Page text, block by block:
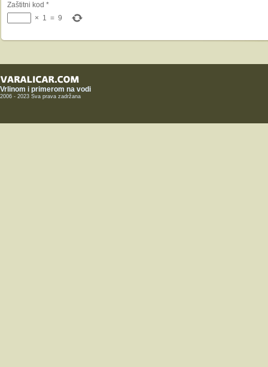
Zaštitni kod *
× 1 = 9
Vrlinom i primerom na vodi
2006 - 2023 Sva prava zadržana